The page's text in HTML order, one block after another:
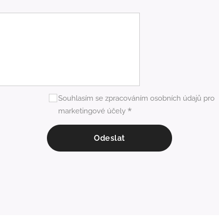
Souhlasím se zpracováním osobních údajů pro
marketingové účely
Odeslat